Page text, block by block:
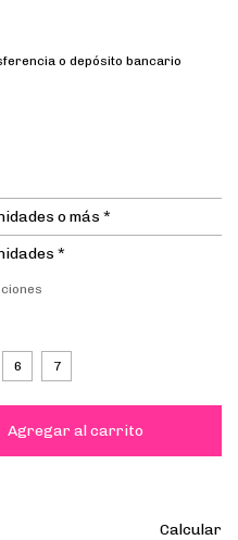
o depósito bancario
o más *
*
6 7
Calcular